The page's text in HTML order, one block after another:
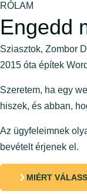
RÓLAM
Engedd
Sziasztok, Zombor
2015 óta építek
Szeretem, ha egy
hiszek, és abban,
Az ügyfeleimnek
bevételt érjenek el.
MIÉRT